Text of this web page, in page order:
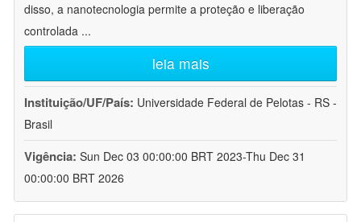
disso, a nanotecnologia permite a proteção e liberação
controlada ...
leia mais
Instituição/UF/País: Universidade Federal de Pelotas - RS -
Brasil
Vigência: Sun Dec 03 00:00:00 BRT 2023-Thu Dec 31
00:00:00 BRT 2026